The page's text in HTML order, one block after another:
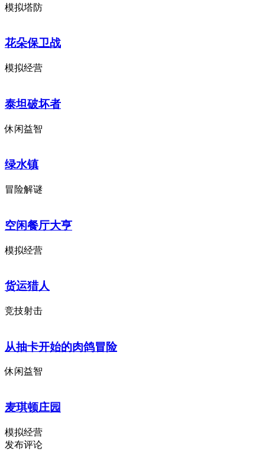
模拟塔防
花朵保卫战
模拟经营
泰坦破坏者
休闲益智
绿水镇
冒险解谜
空闲餐厅大亨
模拟经营
货运猎人
竞技射击
从抽卡开始的肉鸽冒险
休闲益智
麦琪顿庄园
模拟经营
发布评论